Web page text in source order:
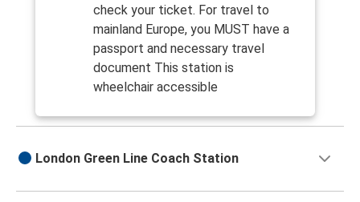
check your ticket. For travel to
mainland Europe, you MUST have a
passport and necessary travel
document This station is
wheelchair accessible
London Green Line Coach Station